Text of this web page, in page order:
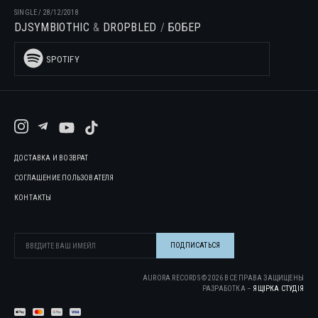
SINGLE/ 28/12/2018
DJSYMBIOTHIC DROPBLED БОБЕР
SPOTIFY
ДОСТАВКА И ВОЗВРАТ
СОГЛАШЕНИЕ ПОЛЬЗОВАТЕЛЯ
КОНТАКТЫ
AURORA RECORDS ©2026 ВСЕ ПРАВА ЗАЩИЩЕНЫ
РАЗРАБОТКА – ЯЩІРКА CТУДІЯ